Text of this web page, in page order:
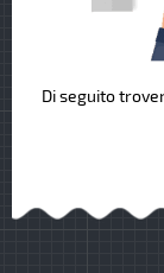
Di seguito